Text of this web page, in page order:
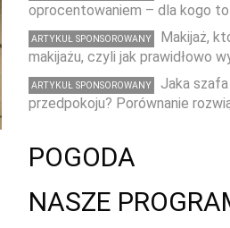
oprocentowaniem – dla kogo
ARTYKUŁ SPONSOROWANY
Makijaż,
makijażu, czyli jak prawidłowo
ARTYKUŁ SPONSOROWANY
Jaka
przedpokoju? Porównanie
POGODA
NASZE